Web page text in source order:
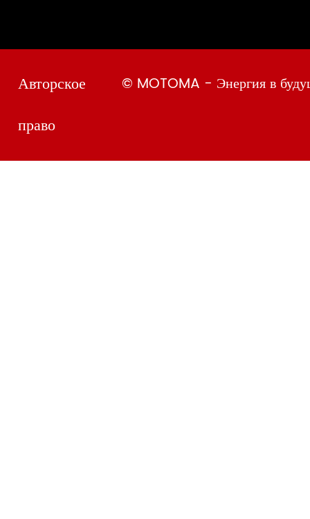
Авторское
право
© MOTOMA - Энергия в